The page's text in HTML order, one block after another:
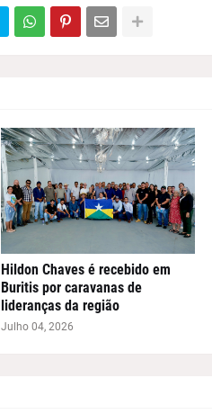
Hildon Chaves é recebido em
Buritis por caravanas de
lideranças da região
Julho 04, 2026